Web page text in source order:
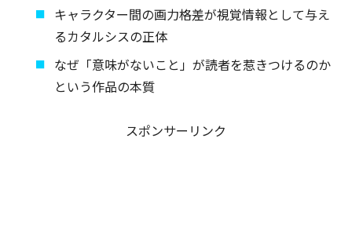
キャラクター間の画力格差が視覚情報として与え
るカタルシスの正体
なぜ「意味がないこと」が読者を惹きつけるのか
という作品の本質
スポンサーリンク